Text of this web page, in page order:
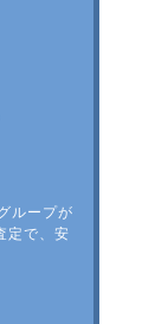
ループが
定で、安